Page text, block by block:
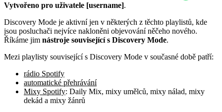
Vytvořeno pro uživatele [username].
Discovery Mode je aktivní jen v některých z těchto playlistů, kde
jsou posluchači nejvíce nakloněni objevování něčeho nového.
Říkáme jim nástroje související s Discovery Mode.
Mezi playlisty související s Discovery Mode v současné době patří:
rádio Spotify
automatické přehrávání
Mixy Spotify: Daily Mix, mixy umělců, mixy nálad, mixy
dekád a mixy žánrů